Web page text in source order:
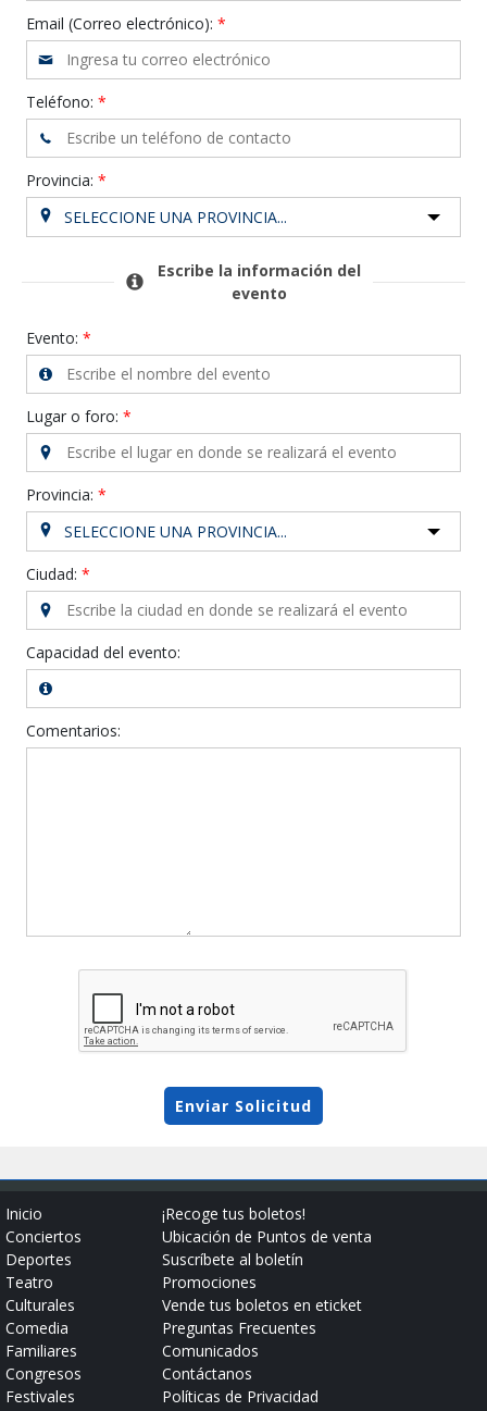
Email (Correo electrónico):
Teléfono:
Provincia:
SELECCIONE UNA PROVINCIA...
Escribe la información del
evento
Evento:
Lugar o foro:
Provincia:
SELECCIONE UNA PROVINCIA...
Ciudad:
Capacidad del evento:
Comentarios:
Enviar Solicitud
Inicio
Conciertos
Deportes
Teatro
Culturales
Comedia
Familiares
Congresos
Festivales
¡Recoge tus boletos!
Ubicación de Puntos de venta
Suscríbete al boletín
Promociones
Vende tus boletos en eticket
Preguntas Frecuentes
Comunicados
Contáctanos
Políticas de Privacidad